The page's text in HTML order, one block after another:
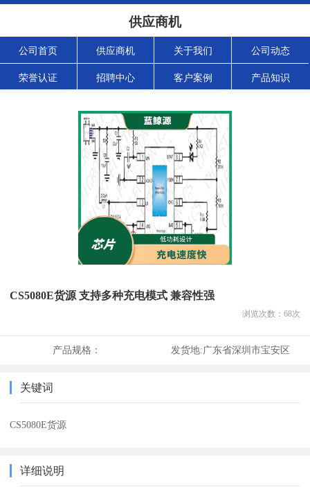
供应商机
公司首页 供应商机 关于我们 公司动态
荣誉认证 招聘中心 客户案例 产品知识
CS5080E货源 支持多种充电模式 兼容性强
浏览次数： 68次
产品规格： 发货地:广东省深圳市宝安区
关键词
CS5080E货源
详细说明